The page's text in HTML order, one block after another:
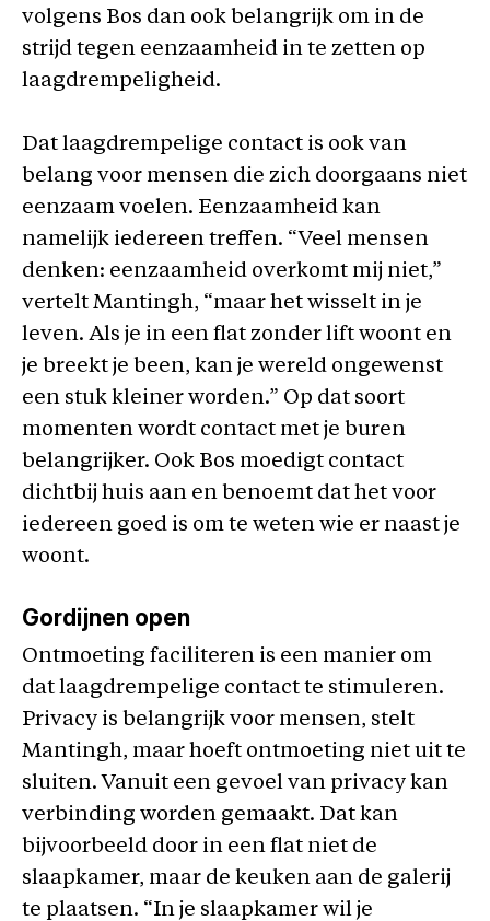
volgens Bos dan ook belangrijk om in de
strijd tegen eenzaamheid in te zetten op
laagdrempeligheid.
Dat laagdrempelige contact is ook van
belang voor mensen die zich doorgaans niet
eenzaam voelen. Eenzaamheid kan
namelijk iedereen treffen. “Veel mensen
denken: eenzaamheid overkomt mij niet,”
vertelt Mantingh, “maar het wisselt in je
leven. Als je in een flat zonder lift woont en
je breekt je been, kan je wereld ongewenst
een stuk kleiner worden.” Op dat soort
momenten wordt contact met je buren
belangrijker. Ook Bos moedigt contact
dichtbij huis aan en benoemt dat het voor
iedereen goed is om te weten wie er naast je
woont.
Gordijnen open
Ontmoeting faciliteren is een manier om
dat laagdrempelige contact te stimuleren.
Privacy is belangrijk voor mensen, stelt
Mantingh, maar hoeft ontmoeting niet uit te
sluiten. Vanuit een gevoel van privacy kan
verbinding worden gemaakt. Dat kan
bijvoorbeeld door in een flat niet de
slaapkamer, maar de keuken aan de galerij
te plaatsen. “In je slaapkamer wil je